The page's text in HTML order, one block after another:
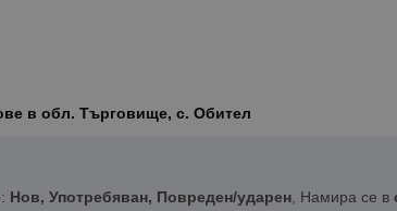
в обл. Търговище, с. Обител
Нов, Употребяван, Повреден/ударен, Намира се в